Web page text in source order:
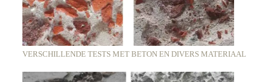
VERSCHILLENDE TESTS MET BETON EN DIVERS MATERIAAL